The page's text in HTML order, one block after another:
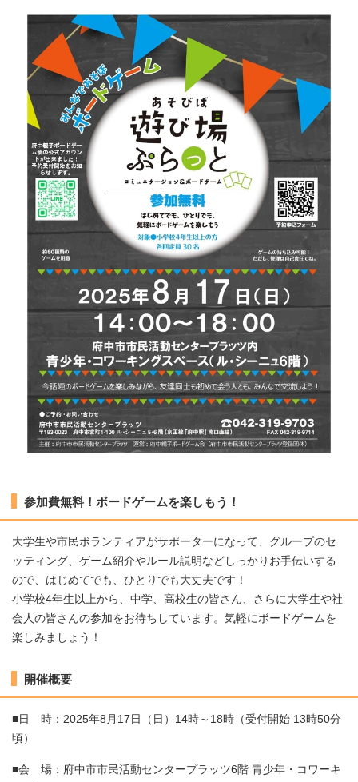
参加費無料！ボードゲームを楽しもう！
大学生や市民ボランティアがサポーターになって、グループのセ
ッティング、ゲーム紹介やルール説明などしっかりお手伝いする
ので、はじめてでも、ひとりでも大丈夫です！
小学校4年生以上から、中学、高校生の皆さん、さらに大学生や社
会人の皆さんの参加をお待ちしています。気軽にボードゲームを
楽しみましょう！
開催概要
■日 時：2025年8月17日（日）14時～18時（受付開始 13時50分
頃）
■会 場：府中市市民活動センタープラッツ6階 青少年・コワーキ